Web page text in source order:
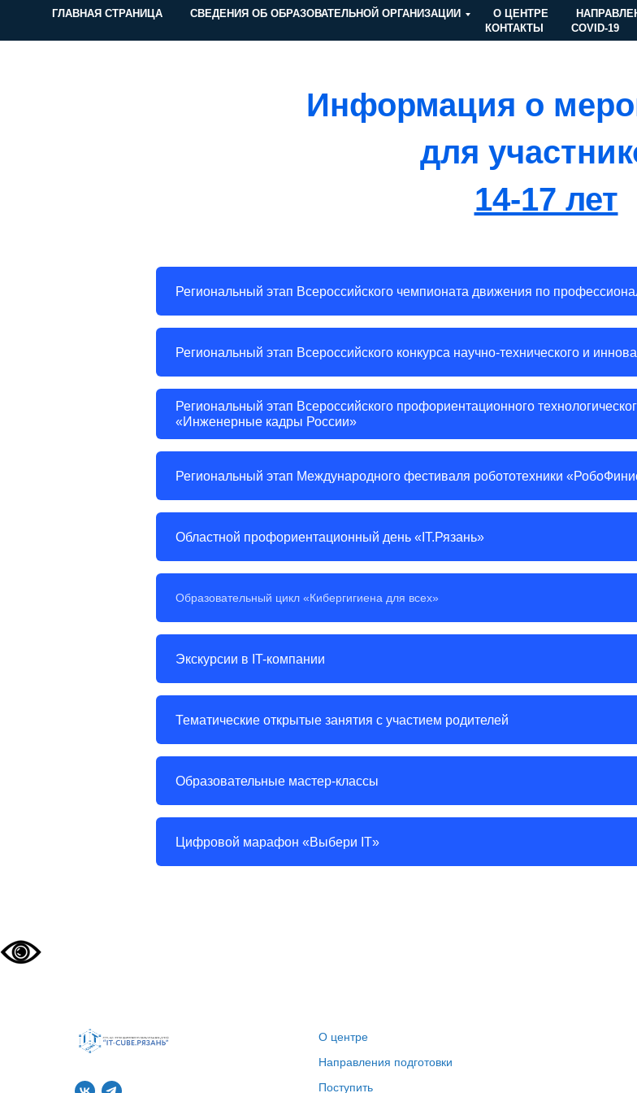
ГЛАВНАЯ СТРАНИЦА СВЕДЕНИЯ ОБ ОБРАЗОВАТЕЛЬНОЙ ОРГАНИЗАЦИИ О ЦЕНТРЕ
КОНТАКТЫ
COVID-19
Информация о
для
14-17 лет
Региональный этап Всероссийского чемпионата движения по
Региональный этап Всероссийского конкурса научно-технического и
Региональный этап Всероссийского профориентационного
«Инженерные кадры России»
Региональный этап Международного фестиваля робототехники
Областной профориентационный день «IT.Рязань»
Образовательный цикл «Кибергигиена для всех»
Экскурсии в IT-компании
Тематические открытые занятия с участием родителей
Образовательные мастер-классы
Цифровой марафон «Выбери IT»
О центре
Направления подготовки
Поступить